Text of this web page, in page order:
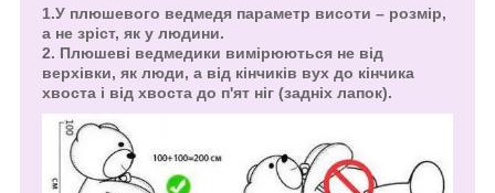
1.У плюшевого ведмедя параметр висоти – розмір,
а не зріст, як у людини.
2. Плюшеві ведмедики вимірюються не від
верхівки, як люди, а від кінчиків вух до кінчика
хвоста і від хвоста до п'ят ніг (задніх лапок).